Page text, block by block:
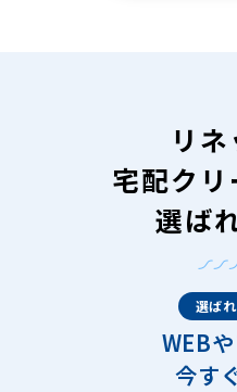
リ
宅配ク
選ば
選ば
WEB
今す